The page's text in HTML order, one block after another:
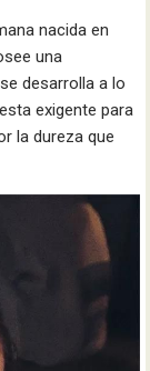
nacida en
una
desarrolla a lo
exigente para
la dureza que